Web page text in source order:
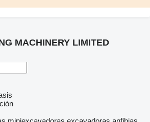
MACHINERY LIMITED